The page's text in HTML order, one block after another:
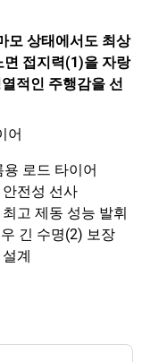
모 상태에서도 최상
면 접지력(1)을 자랑
적인 주행감을 선
어
로드 타이어
전성 선사
고 제동 성능 발휘
긴 수명(2) 보장
계